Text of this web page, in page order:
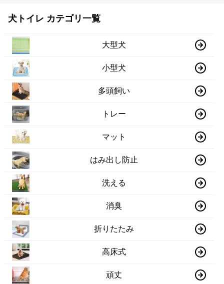
犬トイレ カテゴリ一覧
大型犬
小型犬
多頭飼い
トレー
マット
はみ出し防止
洗える
消臭
折りたたみ
高床式
頑丈